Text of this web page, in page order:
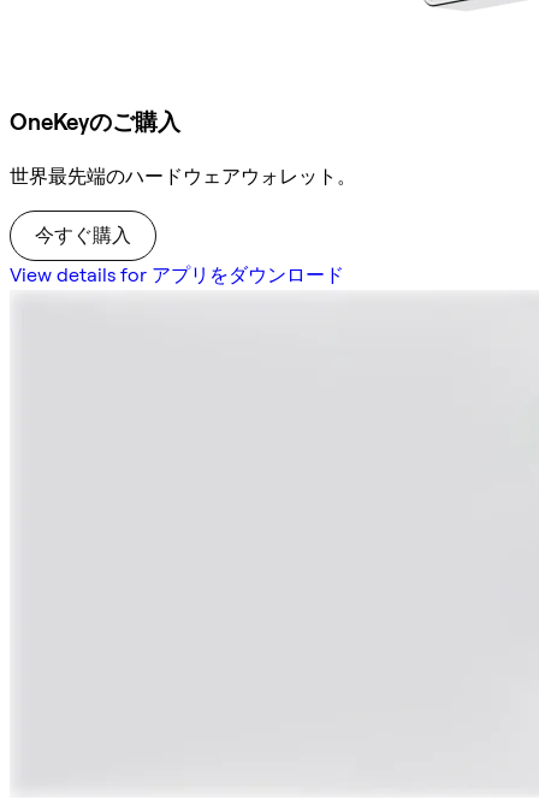
OneKeyのご購入
世界最先端のハードウェアウォレット。
今すぐ購入
View details for アプリをダウンロード